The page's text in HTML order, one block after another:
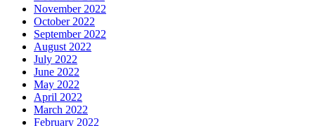
November 2022
October 2022
September 2022
August 2022
July 2022
June 2022
May 2022
April 2022
March 2022
February 2022